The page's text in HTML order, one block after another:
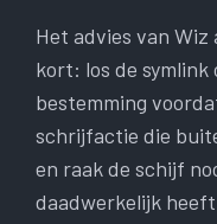
Het advies van Wiz
kort: los de symlink
bestemming
schrijfactie die
en raak de schijf
daadwerkelijk